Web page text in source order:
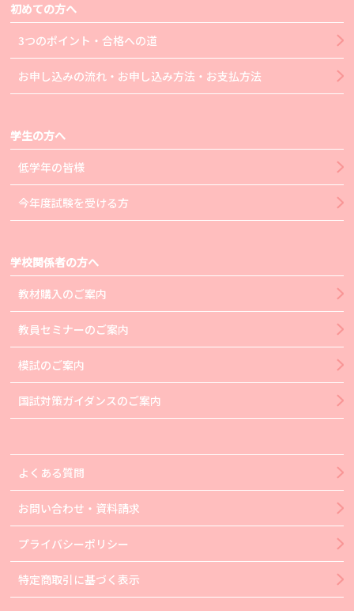
初めての方へ
3つのポイント・合格への道
お申し込みの流れ・お申し込み方法・お支払方法
学生の方へ
低学年の皆様
今年度試験を受ける方
学校関係者の方へ
教材購入のご案内
教員セミナーのご案内
模試のご案内
国試対策ガイダンスのご案内
よくある質問
お問い合わせ・資料請求
プライバシーポリシー
特定商取引に基づく表示